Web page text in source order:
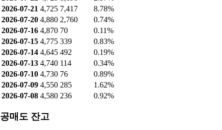
2026-07-21 4,725 7,417
8.78%
2026-07-20 4,880 2,760
0.74%
2026-07-16 4,870 70
0.11%
2026-07-15 4,775 339
0.83%
2026-07-14 4,645 492
0.19%
2026-07-13 4,740 114
0.34%
2026-07-10 4,730 76
0.89%
2026-07-09 4,550 285
1.62%
2026-07-08 4,580 236 0.92%
공매도 잔고